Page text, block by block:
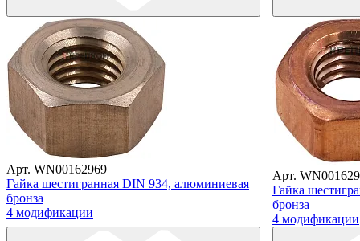
Арт. WN00162969
Гайка шестигранная DIN 934, алюминиевая
бронза
4 модификации
Арт.
Гайка
бронза
4 модификации